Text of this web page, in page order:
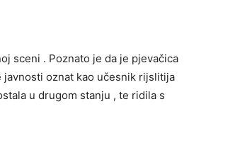
sceni . Poznato je da je pjevačica
javnosti oznat kao učesnik rijslitija
u drugom stanju , te ridila s